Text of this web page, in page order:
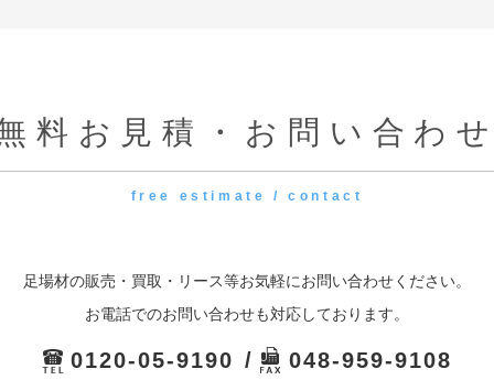
料お見積・お問い合わ
free estimate / contact
足場材の販売・買取・リース等お気軽にお問い合わせください。
お電話でのお問い合わせも対応しております。
0120-05-9190 048-959-9108